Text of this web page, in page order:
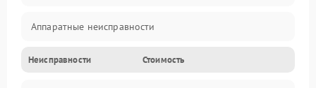
Аппаратные неисправности
Перегрев и термопроблемы
Неисправности Стоимость